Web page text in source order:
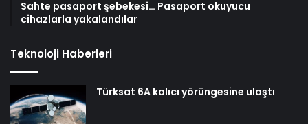
Sahte pasaport şebekesi… Pasaport okuyucu
cihazlarla yakalandılar
Teknoloji Haberleri
Türksat 6A kalıcı yörüngesine ulaştı